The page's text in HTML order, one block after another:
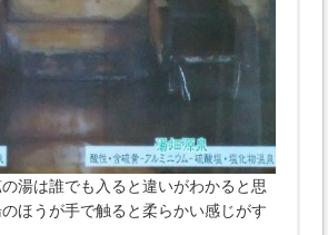
湯は誰でも入ると違いがわかると思
ほうが手で触ると柔らかい感じがす